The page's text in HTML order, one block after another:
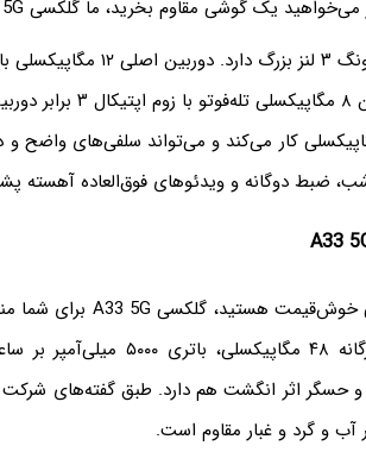
فوق عریض و دوربین
سنسور ۳۲ مگاپیکسلی کار می‌کند و می‌تواند سلفی‌های
ضبط دوگانه و ویدئوهای فوق‌العاده آهسته